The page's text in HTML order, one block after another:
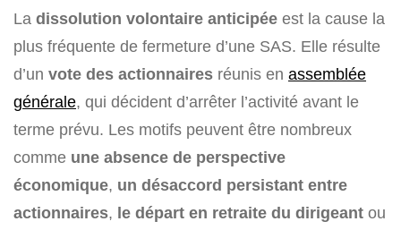
La dissolution volontaire anticipée est la cause la
plus fréquente de fermeture d’une SAS. Elle résulte
d’un vote des actionnaires réunis en assemblée
générale, qui décident d’arrêter l’activité avant le
terme prévu. Les motifs peuvent être nombreux
comme une absence de perspective
économique, un désaccord persistant entre
actionnaires, le départ en retraite du dirigeant ou